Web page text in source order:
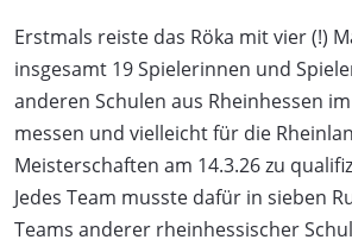
Erstmals reiste das Röka mit vier (!)
insgesamt 19 Spielerinnen und
anderen Schulen aus Rheinhessen
messen und vielleicht für die
Meisterschaften am 14.3.26 zu
Jedes Team musste dafür in sieben
Teams anderer rheinhessischer